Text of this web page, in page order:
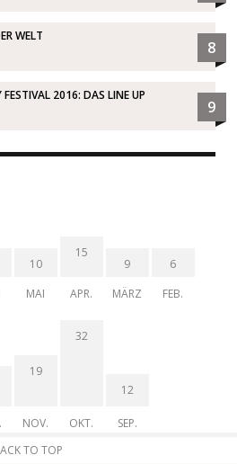
WELT
8
FESTIVAL 2016: DAS LINE UP
9
10
MAI
15
APR.
9
MÄRZ
6
FEB.
19
NOV.
32
OKT.
12
SEP.
TO TOP